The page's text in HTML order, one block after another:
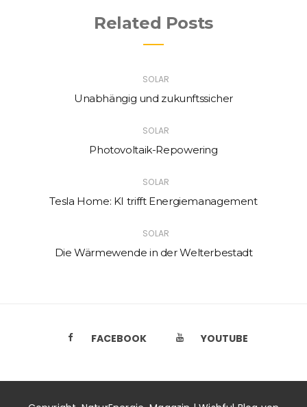
Related Posts
SOLAR
Unabhängig und zukunftssicher
SOLAR
Photovoltaik-Repowering
SOLAR
Tesla Home: KI trifft Energiemanagement
SOLAR
Die Wärmewende in der Welterbestadt
FACEBOOK YOUTUBE